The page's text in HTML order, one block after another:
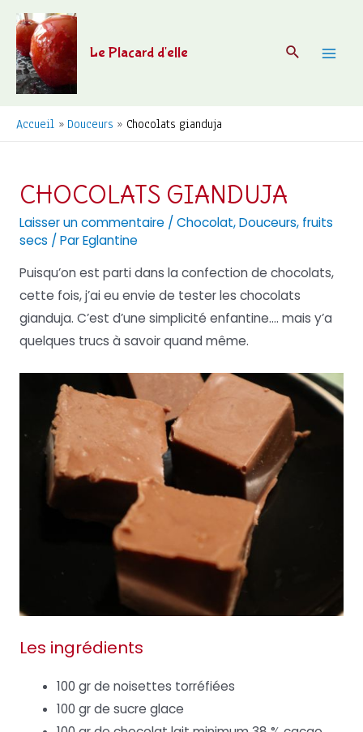
Aller
contenu
Le Placard d'elle
Accueil Douceurs Chocolats gianduja
CHOCOLATS GIANDUJA
Laisser un commentaire /Chocolat,Douceurs, fruits
secs / ParEglantine
Puisqu’on est parti dans la confection de chocolats,
cette fois, j’ai eu envie de tester les chocolats
gianduja. C’est d’une simplicité enfantine…. mais y’a
quelques trucs à savoir quand même.
Les ingrédients
100 gr de noisettes torréfiées
100 gr de sucre glace